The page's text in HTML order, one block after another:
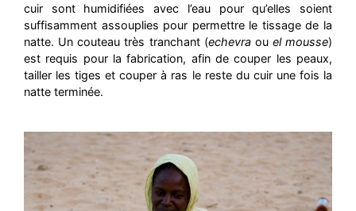
cuir sont humidifiées avec l’eau pour qu’elles soient
suffisamment assouplies pour permettre le tissage de la
natte. Un couteau très tranchant (echevraou el mousse)
est requis pour la fabrication, afin de couper les peaux,
tailler les tiges et couper à ras le reste du cuir une fois la
natte terminée.